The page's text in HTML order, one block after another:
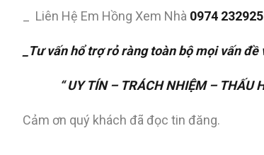
_ Liên Hệ Em Hồng Xem Nhà 0974 232925
_Tư vấn hổ trợ rỏ ràng toàn bộ mọi vấn
“ UY TÍN – TRÁCH NHIỆM – THẤU
Cảm ơn quý khách đã đọc tin đăng.